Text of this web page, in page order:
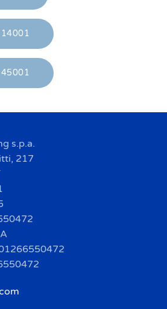
14001
45001
s.p.a.
217
01266550472